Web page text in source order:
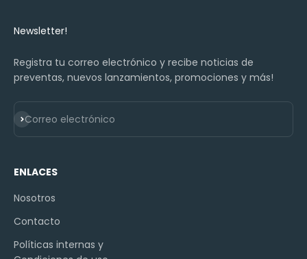
Newsletter!
Registra tu correo electrónico y recibe noticias de
preventas, nuevos lanzamientos, promociones y más!
Correo electrónico
Suscribirse
ENLACES
Nosotros
Contacto
Políticas internas y